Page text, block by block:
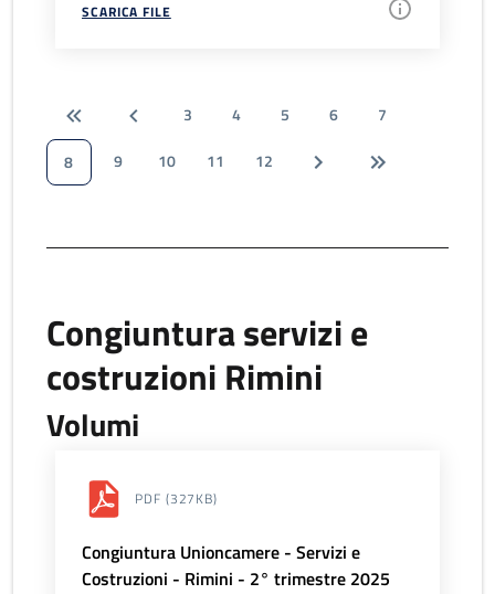
SCARICA FILE
3 4 5 6
7
8
9 10 11 12
Congiuntura servizi e
costruzioni Rimini
Volumi
PDF (327KB)
Congiuntura Unioncamere - Servizi e
Costruzioni - Rimini - 2° trimestre 2025